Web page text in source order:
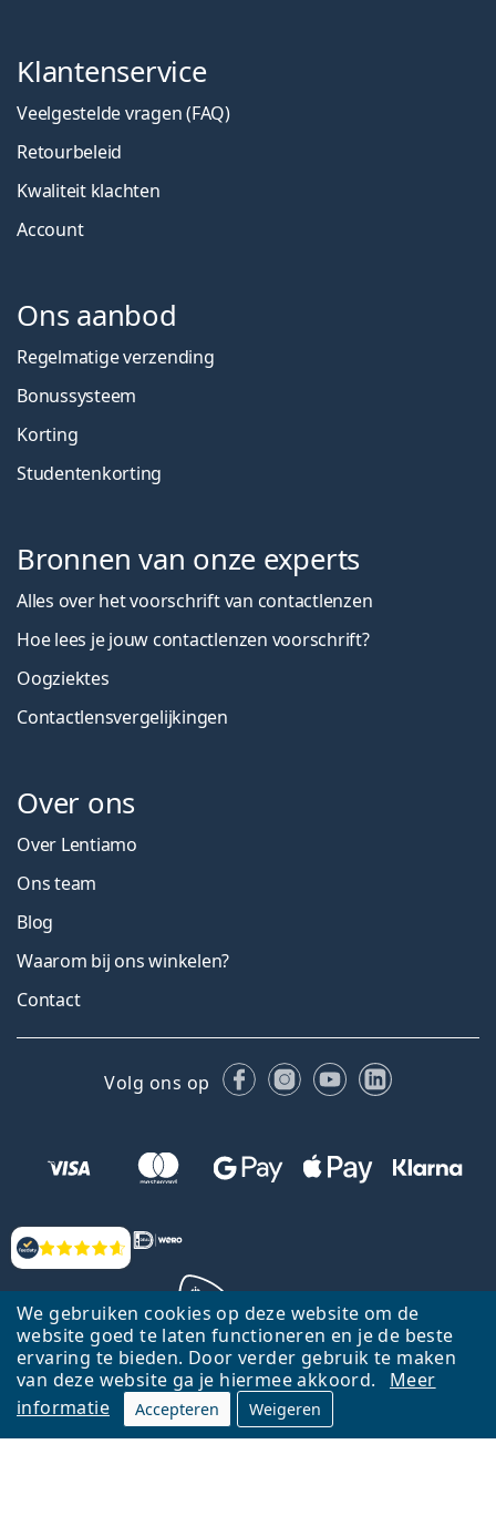
We gebruiken cookies op deze website om de
website goed te laten functioneren en je de beste
ervaring te bieden. Door verder gebruik te maken
van deze website ga je hiermee akkoord.
Meer
informatie
Accepteren Weigeren
Beoordelingen
Klantenservice
Veelgestelde vragen (FAQ)
Retourbeleid
Kwaliteit klachten
Account
Ons aanbod
Regelmatige verzending
Bonussysteem
Korting
Studentenkorting
Bronnen van onze experts
Alles over het voorschrift van contactlenzen
Hoe lees je jouw contactlenzen voorschrift?
Oogziektes
Contactlensvergelijkingen
Over ons
Over Lentiamo
Ons team
Blog
Waarom bij ons winkelen?
Contact
Volg ons op FacebookInstagram
YouTubeLinkedIn
Terug naar de homepagina
Ga omhoog
Lentiamo.nl is eigendom van en wordt beheerd door Lentiamo s.r.o.,
Tsjechië
Hier al 18 jaar voor jou.